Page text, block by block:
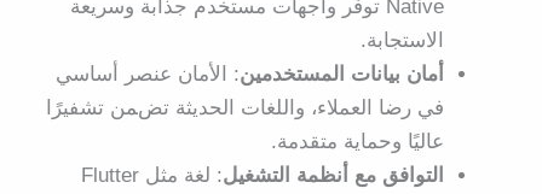
Native توفر واجهات مستخدم جذابة وسريعة
الاستجابة.
أمان بيانات المستخدمين: الأمان عنصر أساسي
في رضا العملاء، واللغات الحديثة تضمن تشفيرًا
عاليًا وحماية متقدمة.
التوافق مع أنظمة التشغيل
: لغة مثل Flutter